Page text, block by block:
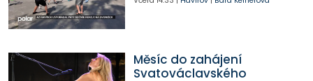
Měsíc do zahájení
Svatováclavského